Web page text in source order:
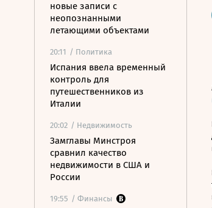
новые записи с
неопознанными
летающими объектами
20:11 / Политика
Испания ввела временный
контроль для
путешественников из
Италии
20:02 / Недвижимость
Замглавы Минстроя
сравнил качество
недвижимости в США и
России
19:55 / Финансы